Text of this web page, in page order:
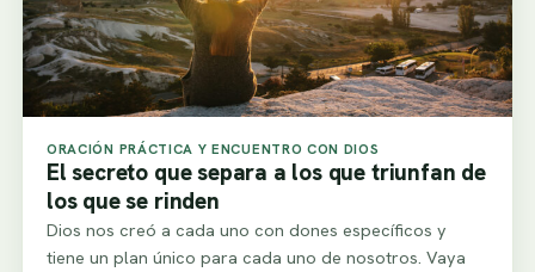
ORACIÓN PRÁCTICA Y ENCUENTRO CON DIOS
El secreto que separa a los que triunfan de
los que se rinden
Dios nos creó a cada uno con dones específicos y
tiene un plan único para cada uno de nosotros. Vaya